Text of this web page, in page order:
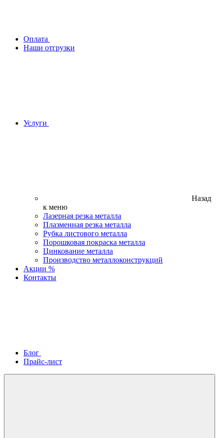
Оплата
Наши отгрузки
Услуги
Назад
к меню
Лазерная резка металла
Плазменная резка металла
Рубка листового металла
Порошковая покраска металла
Цинкование металла
Производство металлоконструкций
Акции %
Контакты
Блог
Прайс-лист